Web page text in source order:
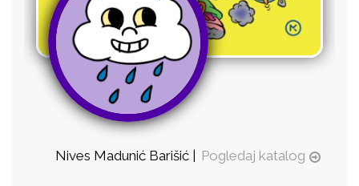
Nives Madunić Barišić | Pogledaj katalog